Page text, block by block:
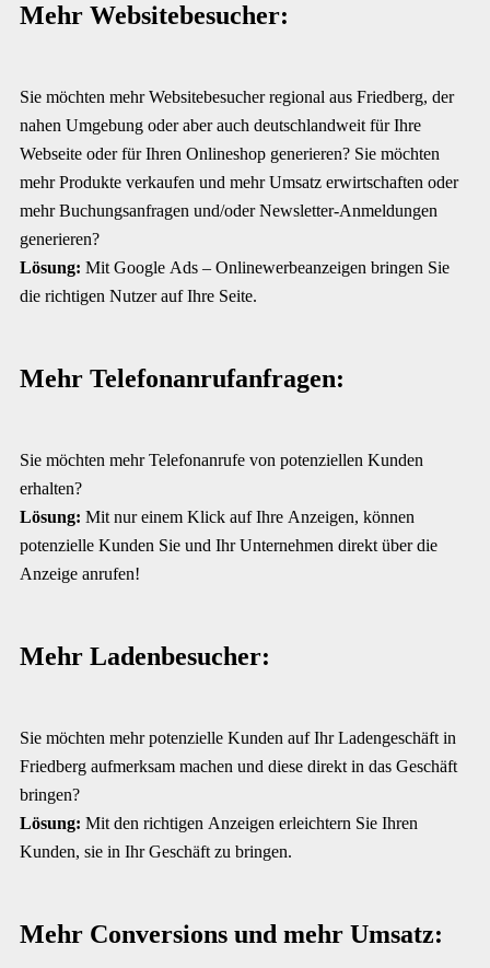
Mehr Websitebesucher:
Sie möchten mehr Websitebesucher regional aus Friedberg, der
nahen Umgebung oder aber auch deutschlandweit für Ihre
Webseite oder für Ihren Onlineshop generieren? Sie möchten
mehr Produkte verkaufen und mehr Umsatz erwirtschaften oder
mehr Buchungsanfragen und/oder Newsletter-Anmeldungen
generieren?
Lösung: Mit Google Ads – Onlinewerbeanzeigen bringen Sie
die richtigen Nutzer auf Ihre Seite.
Mehr Telefonanrufanfragen:
Sie möchten mehr Telefonanrufe von potenziellen Kunden
erhalten?
Lösung: Mit nur einem Klick auf Ihre Anzeigen, können
potenzielle Kunden Sie und Ihr Unternehmen direkt über die
Anzeige anrufen!
Mehr Ladenbesucher:
Sie möchten mehr potenzielle Kunden auf Ihr Ladengeschäft in
Friedberg aufmerksam machen und diese direkt in das Geschäft
bringen?
Lösung: Mit den richtigen Anzeigen erleichtern Sie Ihren
Kunden, sie in Ihr Geschäft zu bringen.
Mehr Conversions und mehr Umsatz: